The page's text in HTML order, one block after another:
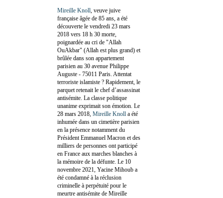
Mireille Knoll , veuve juive
française âgée de 85 ans, a été
découverte le vendredi 23 mars
2018 vers 18 h 30 morte,
poignardée au cri de "Allah
OuAkbar" (Allah est plus grand) et
brûlée dans son appartement
parisien au 30 avenue Philippe
Auguste - 75011 Paris. Attentat
terroriste islamiste ? Rapidement, le
parquet retenait le chef d’assassinat
antisémite. La classe politique
unanime exprimait son émotion. Le
28 mars 2018, Mireille Knoll a été
inhumée dans un cimetière parisien
en la présence notamment du
Président Emmanuel Macron et des
milliers de personnes ont participé
en France aux marches blanches à
la mémoire de la défunte. Le 10
novembre 2021, Yacine Mihoub a
été condamné à la réclusion
criminelle à perpétuité pour le
meurtre antisémite de Mireille